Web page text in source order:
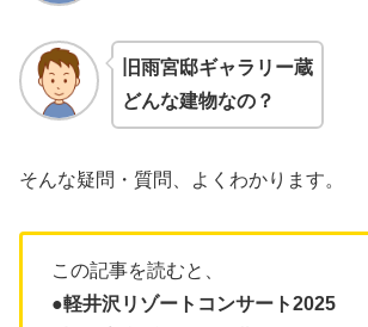
旧雨宮邸ギャラリー蔵
どんな建物なの？
そんな疑問・質問、よくわかります。
この記事を読むと、
●軽井沢リゾートコンサート2025